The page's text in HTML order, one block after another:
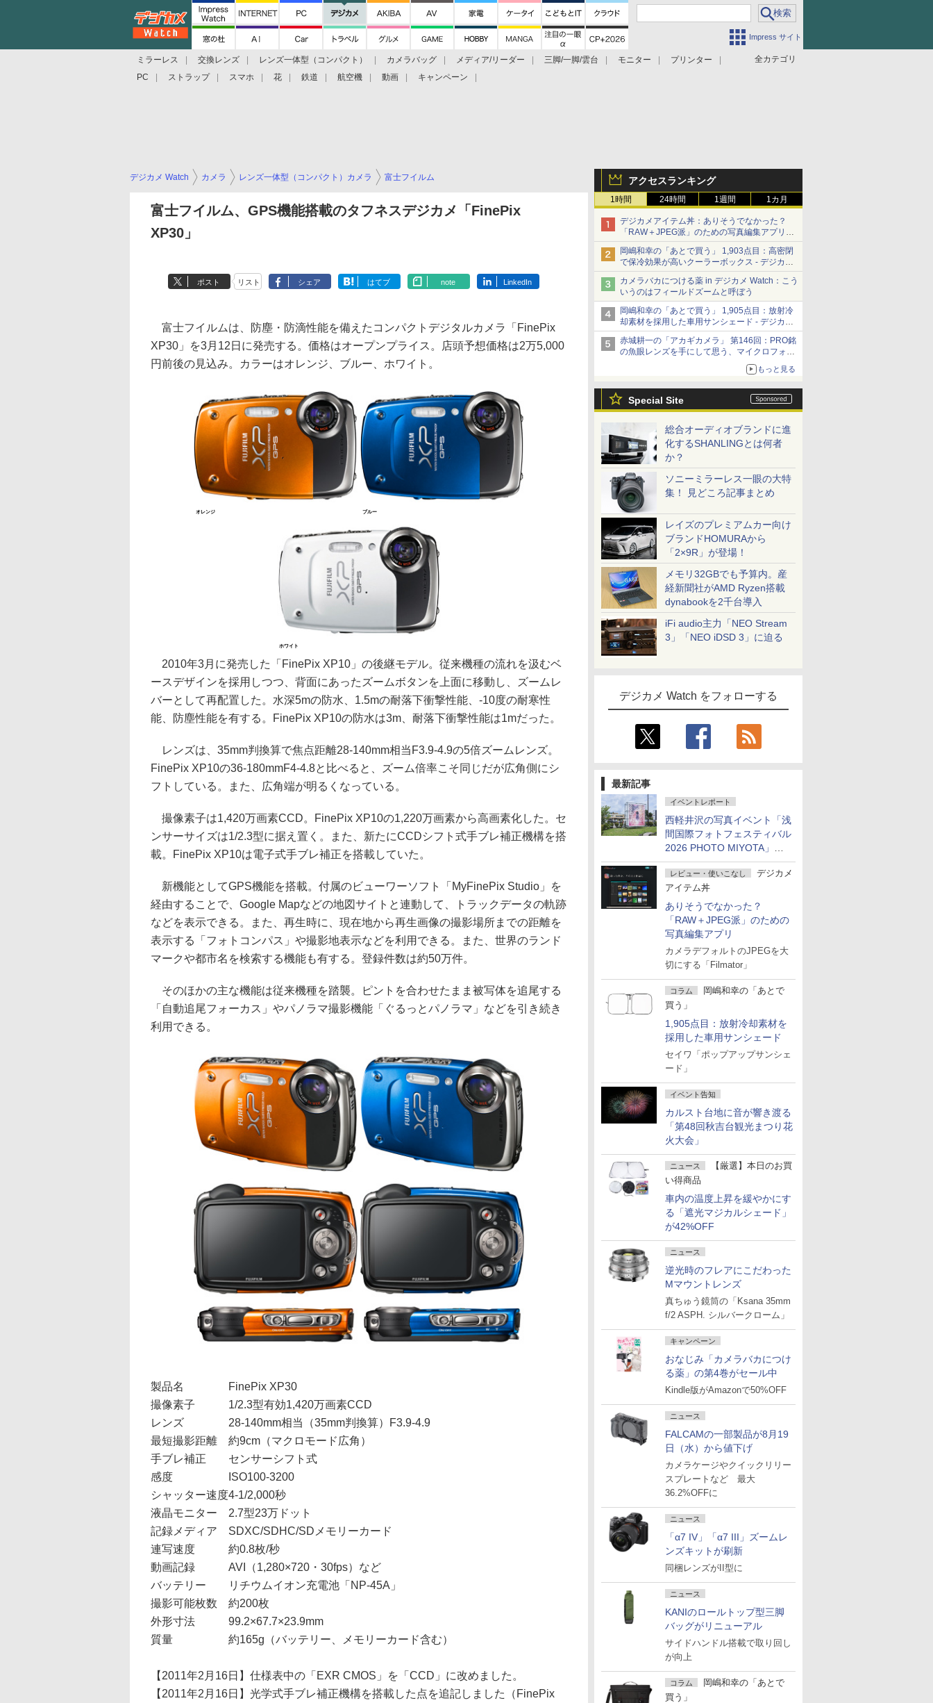
Impress サイト
全カテゴリ
ミラーレス 交換レンズ レンズ一体型（コンパクト） カメラバッグ メディア/リーダー 三脚/一脚/雲台 モニター
プリンター
PC
ストラップ スマホ 花 鉄道 航空機 動画 キャンペーン
アクセスランキング
1時間 24時間 1週間 1カ月
デジカメアイテム丼：ありそうでなかった？
「RAW＋JPEG派」のための写真編集アプリ
カメラデフォルトのJPEGを大切にする
「Filmator」
岡嶋和幸の「あとで買う」 1,903点目：高密閉
で保冷効果が高いクーラーボックス - デジカメ
Watch
カメラバカにつける薬 in デジカメ Watch：こう
いうのはフィールドズームと呼ぼう
岡嶋和幸の「あとで買う」 1,905点目：放射冷
却素材を採用した車用サンシェード - デジカメ
Watch
赤城耕一の「アカギカメラ」 第146回：PRO銘
の魚眼レンズを手にして思う、マイクロフォー
もっと見る
Special Site
総合オーディオブランドに進
化するSHANLINGとは何者
か？
ソニーミラーレス一眼の大特
集！ 見どころ記事まとめ
レイズのプレミアムカー向け
ブランドHOMURAから
「2×9R」が登場！
メモリ32GBでも予算内。産
経新聞社がAMD Ryzen搭載
dynabookを2千台導入
iFi audio主力「NEO Stream
3」「NEO iDSD 3」に迫る
デジカメ Watch をフォローする
最新記事
イベントレポート
西軽井沢の写真イベント「浅
間国際フォトフェスティバル
2026 PHOTO MIYOTA」が
開幕
レビュー・使いこなし
デジカメ
アイテム丼
ありそうでなかった？
「RAW＋JPEG派」のための
写真編集アプリ
カメラデフォルトのJPEGを大
切にする「Filmator」
コラム
岡嶋和幸の「あとで
買う」
1,905点目：放射冷却素材を
採用した車用サンシェード
セイワ「ポップアップサンシェ
ード」
イベント告知
カルスト台地に音が響き渡る
「第48回秋吉台観光まつり花
火大会」
ニュース
【厳選】本日のお買
い得商品
車内の温度上昇を緩やかにす
る「遮光マジカルシェード」
が42%OFF
ニュース
逆光時のフレアにこだわった
Mマウントレンズ
真ちゅう鏡筒の「Ksana 35mm
f/2 ASPH. シルバークローム」
キャンペーン
おなじみ「カメラバカにつけ
る薬」の第4巻がセール中
Kindle版がAmazonで50%OFF
ニュース
FALCAMの一部製品が8月19
日（水）から値下げ
カメラケージやクイックリリー
スプレートなど 最大
36.2%OFFに
ニュース
「α7 IV」「α7 III」ズームレ
ンズキットが刷新
同梱レンズがII型に
ニュース
KANIのロールトップ型三脚
バッグがリニューアル
サイドハンドル搭載で取り回し
が向上
コラム
岡嶋和幸の「あとで
買う」
デジカメ Watch カメラ レンズ一体型（コンパクト）カメラ 富士フイルム
富士フイルム、GPS機能搭載のタフネスデジカメ「FinePix
XP30」
ポスト リスト シェア はてブ note LinkedIn
富士フイルムは、防塵・防滴性能を備えたコンパクトデジタルカメラ「FinePix
XP30」を3月12日に発売する。価格はオープンプライス。店頭予想価格は2万5,000
円前後の見込み。カラーはオレンジ、ブルー、ホワイト。
オレンジ ブルー
ホワイト
2010年3月に発売した「FinePix XP10」の後継モデル。従来機種の流れを汲むベ
ースデザインを採用しつつ、背面にあったズームボタンを上面に移動し、ズームレ
バーとして再配置した。水深5mの防水、1.5mの耐落下衝撃性能、-10度の耐寒性
能、防塵性能を有する。FinePix XP10の防水は3m、耐落下衝撃性能は1mだった。
レンズは、35mm判換算で焦点距離28-140mm相当F3.9-4.9の5倍ズームレンズ。
FinePix XP10の36-180mmF4-4.8と比べると、ズーム倍率こそ同じだが広角側にシ
フトしている。また、広角端が明るくなっている。
撮像素子は1,420万画素CCD。FinePix XP10の1,220万画素から高画素化した。セ
ンサーサイズは1/2.3型に据え置く。また、新たにCCDシフト式手ブレ補正機構を搭
載。FinePix XP10は電子式手ブレ補正を搭載していた。
新機能としてGPS機能を搭載。付属のビューワーソフト「MyFinePix Studio」を
経由することで、Google Mapなどの地図サイトと連動して、トラックデータの軌跡
などを表示できる。また、再生時に、現在地から再生画像の撮影場所までの距離を
表示する「フォトコンパス」や撮影地表示などを利用できる。また、世界のランド
マークや都市名を検索する機能も有する。登録件数は約50万件。
そのほかの主な機能は従来機種を踏襲。ピントを合わせたまま被写体を追尾する
「自動追尾フォーカス」やパノラマ撮影機能「ぐるっとパノラマ」などを引き続き
利用できる。
製品名
FinePix XP30
撮像素子
1/2.3型有効1,420万画素CCD
レンズ
28-140mm相当（35mm判換算）F3.9-4.9
最短撮影距離
約9cm（マクロモード広角）
手ブレ補正
センサーシフト式
感度
ISO100-3200
シャッター速度4-1/2,000秒
液晶モニター
2.7型23万ドット
記録メディア
SDXC/SDHC/SDメモリーカード
連写速度
約0.8枚/秒
動画記録
AVI（1,280×720・30fps）など
バッテリー
リチウムイオン充電池「NP-45A」
撮影可能枚数
約200枚
外形寸法
99.2×67.7×23.9mm
質量
約165g（バッテリー、メモリーカード含む）
【2011年2月16日】仕様表中の「EXR CMOS」を「CCD」に改めました。
【2011年2月16日】光学式手ブレ補正機構を搭載した点を追記しました（FinePix